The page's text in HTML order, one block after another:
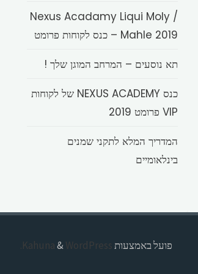
Nexus Acadamy Liqui Moly /
Mahle 2019 – כנס לקוחות פרומט
תא נוסעים – המרחב המוגן שלך !
כנס NEXUS ACADEMY של לקוחות
VIP פרומט 2019
המדריך המלא לתקני שמנים
בינלאומיים
פועל באמצעות &WordPress.